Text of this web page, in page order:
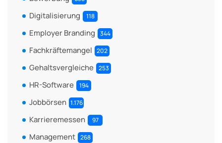
Digitalisierung 118
Employer Branding 344
Fachkräftemangel 202
Gehaltsvergleiche 253
HR-Software 194
Jobbörsen 1.176
Karrieremessen 97
Management 268